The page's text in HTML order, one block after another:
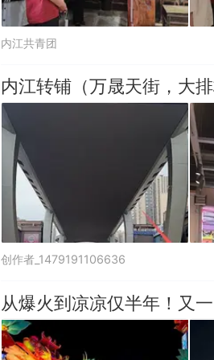
内江共青团
内江转铺（万晟天街，大排
创作者_1479191106636
从爆火到凉凉仅半年！又